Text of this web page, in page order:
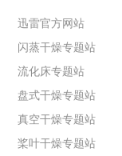
迅雷官方网站
闪蒸干燥专题站
流化床专题站
盘式干燥专题站
真空干燥专题站
桨叶干燥专题站